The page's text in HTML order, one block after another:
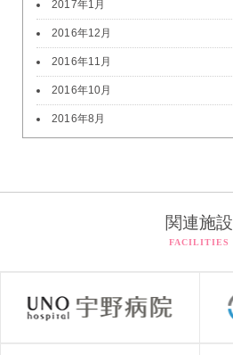
2017年1月
2016年12月
2016年11月
2016年10月
2016年8月
関連施設
FACILITIES